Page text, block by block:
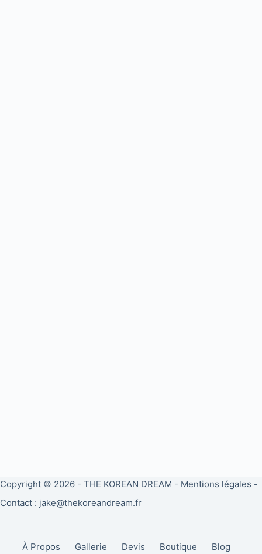
Copyright © 2026 - THE KOREAN DREAM - Mentions légales -
Contact : jake@thekoreandream.fr
À Propos Gallerie Devis Boutique Blog